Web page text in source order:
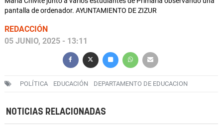
pantalla de ordenador. AYUNTAMIENTO DE ZIZUR
REDACCIÓN
05 JUNIO, 2025 - 13:11
POLÍTICA EDUCACIÓN DEPARTAMENTO DE EDUCACION
NOTICIAS RELACIONADAS